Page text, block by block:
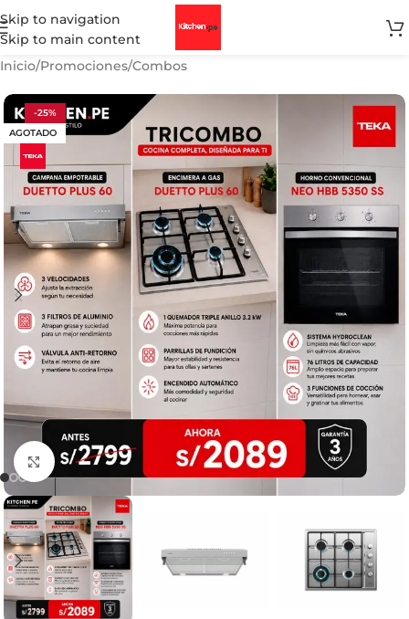
Skip to navigation
Skip to main content
Inicio/Promociones/Combos
-25%
AGOTADO
Click para agrandar